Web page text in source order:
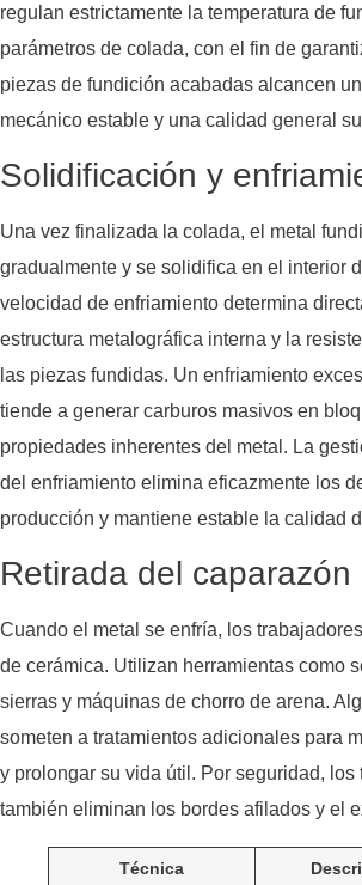
regulan estrictamente la temperatura de
parámetros de colada, con el fin de
piezas de fundición acabadas alcancen
mecánico estable y una calidad general
Solidificación y
Una vez finalizada la colada, el metal
gradualmente y se solidifica en el interior
velocidad de enfriamiento determina
estructura metalográfica interna y la
las piezas fundidas. Un enfriamiento
tiende a generar carburos masivos en
propiedades inherentes del metal. La
del enfriamiento elimina eficazmente los
producción y mantiene estable la calidad
Retirada del caparazón
Cuando el metal se enfría, los
de cerámica. Utilizan herramientas como
sierras y máquinas de chorro de arena.
someten a tratamientos adicionales para
y prolongar su vida útil. Por seguridad, los
también eliminan los bordes afilados y el
Técnica